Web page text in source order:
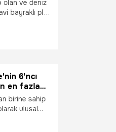
olan ve deniz
bayraklı plaj
da
6'ncı
en fazla
birine sahip
ulusal